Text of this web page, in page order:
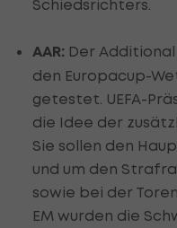
Schiedsrichters.
AAR: Der
den Europacup-
getestet. UEFA-
die Idee der
Sie sollen den
und um den
sowie bei der
EM wurden die